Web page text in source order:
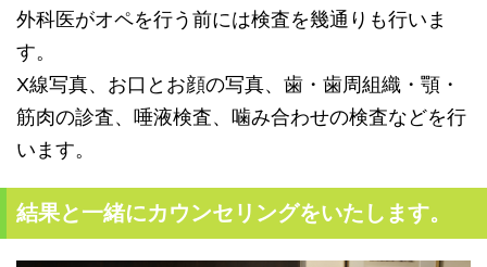
外科医がオペを行う前には検査を幾通りも行いま
す。
X線写真、お口とお顔の写真、歯・歯周組織・顎・
筋肉の診査、 唾液検査、噛み合わせの検査などを行
います。
結果と一緒にカウンセリングをいたします。